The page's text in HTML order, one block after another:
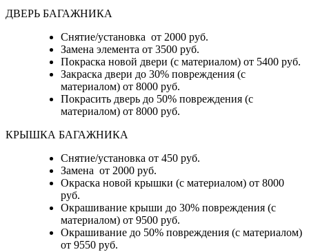
ДВЕРЬ БАГАЖНИКА
Снятие/установка от 2000 руб.
Замена элемента от 3500 руб.
Покраска новой двери (с материалом) от 5400 руб.
Закраска двери до 30% повреждения (с
материалом) от 8000 руб.
Покрасить дверь до 50% повреждения (с
материалом) от 8000 руб.
КРЫШКА БАГАЖНИКА
Снятие/установка от 450 руб.
Замена от 2000 руб.
Окраска новой крышки (с материалом) от 8000
руб.
Окрашивание крыши до 30% повреждения (с
материалом) от 9500 руб.
Окрашивание до 50% повреждения (с материалом)
от 9550 руб.